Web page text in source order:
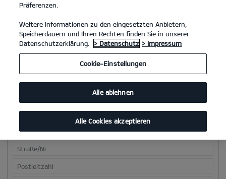
Du möchtest einen Servicetermin anfragen oder hast Fragen
Serviceformular.Falls du eines unserer aktuellen Kia Modelle
Probe fahren möchtest, nutze einfach unser
Probefahrtformular.
Deine Kontaktdaten
Vorname*
Nachname*
Straße/Nr.
Postleitzahl
Präferenzen.
Weitere Informationen zu den eingesetzten Anbietern,
Speicherdauern und Ihren Rechten finden Sie in unserer
Datenschutzerklärung.
> Datenschutz > Impressum
Cookie-Einstellungen
Alle ablehnen
Alle Cookies akzeptieren